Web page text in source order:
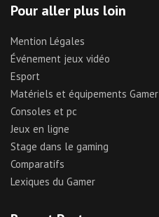
Pour aller plus loin
Mention Légales
Événement jeux vidéo
Esport
Matériels et équipements Gamer
Consoles et pc
Jeux en ligne
Stage dans le gaming
Comparatifs
Lexiques du Gamer